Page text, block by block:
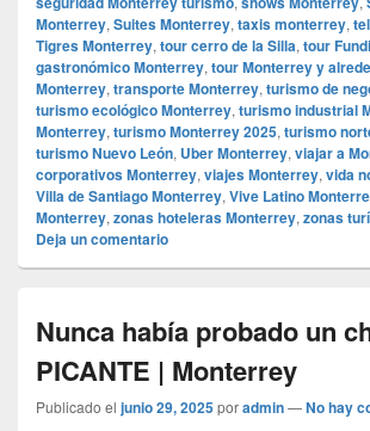
Monterrey, Suites Monterrey, taxis monterrey,
Tigres Monterrey, tour cerro de la Silla, tour
gastronómico Monterrey, tour Monterrey y
Monterrey, transporte Monterrey, turismo de
turismo ecológico Monterrey, turismo industrial
Monterrey, turismo Monterrey 2025, turismo
turismo Nuevo León, Uber Monterrey, viajar a
corporativos Monterrey, viajes Monterrey, vida
Villa de Santiago Monterrey, Vive Latino
Monterrey, zonas hoteleras Monterrey, zonas
Deja un comentario
Nunca había probado un
PICANTE | Monterrey
Publicado el junio 29, 2025poradmin—No hay